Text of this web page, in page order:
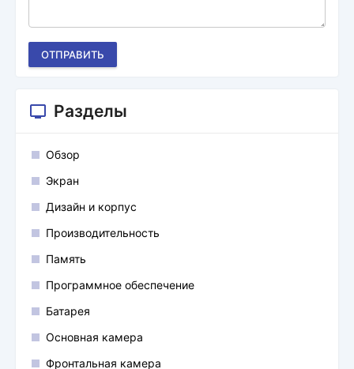
ОТПРАВИТЬ
Разделы
Обзор
Экран
Дизайн и корпус
Производительность
Память
Программное обеспечение
Батарея
Основная камера
Фронтальная камера